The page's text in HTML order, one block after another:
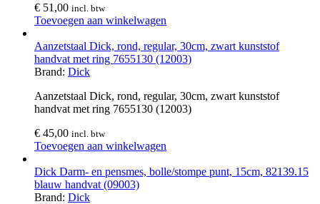
€ 51,00 incl. btw
Toevoegen aan winkelwagen
Aanzetstaal Dick, rond, regular, 30cm, zwart kunststof
handvat met ring 7655130 (12003)
Brand: Dick
Aanzetstaal Dick, rond, regular, 30cm, zwart kunststof
handvat met ring 7655130 (12003)
€ 45,00 incl. btw
Toevoegen aan winkelwagen
Dick Darm- en pensmes, bolle/stompe punt, 15cm, 82139.15
blauw handvat (09003)
Brand: Dick